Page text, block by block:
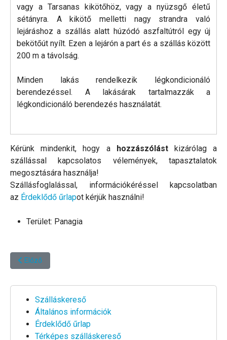
vagy a Tarsanas kikötőhöz, vagy a nyüzsgő életű
sétányra. A kikötő melletti nagy strandra való
lejáráshoz a szállás alatt húzódó aszfaltútról egy új
bekötőút nyílt. Ezen a lejárón a part és a szállás között
200 m a távolság.
Minden lakás rendelkezik légkondicionáló
berendezéssel. A lakásárak tartalmazzák a
légkondicionáló berendezés használatát.
Kérünk mindenkit, hogy a hozzászólástkizárólag a
szállással kapcsolatos vélemények, tapasztalatok
megosztására használja!
Szállásfoglalással, információkéréssel kapcsolatban
az Érdeklődő űrlapot kérjük használni!
Terület: Panagia
Előző cikk: Vasilis Kastrinos vendégház *****
Előző
Szálláskereső
Általános információk
Érdeklődő űrlap
Térképes szálláskereső